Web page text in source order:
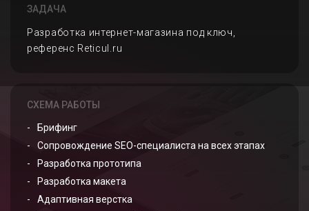
ЗАДАЧА
Разработка интернет-магазина под ключ,
референс Reticul.ru
СХЕМА РАБОТЫ
Брифинг
Сопровождение SEO-специалиста на всех этапах
Разработка прототипа
Разработка макета
Адаптивная верстка